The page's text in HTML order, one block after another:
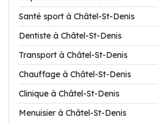
Santé sport à Châtel-St-Denis
Dentiste à Châtel-St-Denis
Transport à Châtel-St-Denis
Chauffage à Châtel-St-Denis
Clinique à Châtel-St-Denis
Menuisier à Châtel-St-Denis